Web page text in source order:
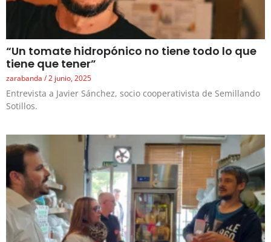
“Un tomate hidropónico no tiene todo lo que
tiene que tener”
zarabanda 2 junio, 2025
Entrevista a Javier Sánchez, socio cooperativista de Semillando
Sotillos.